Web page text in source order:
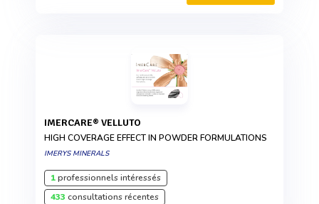
IMERCARE® VELLUTO
HIGH COVERAGE EFFECT IN POWDER FORMULATIONS
IMERYS MINERALS
1professionnels intéressés
433 consultations récentes